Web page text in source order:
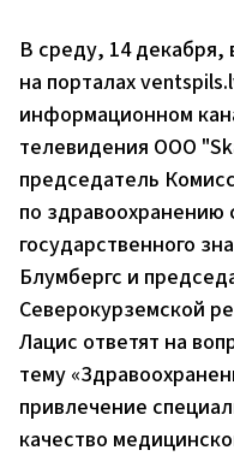
В среду, 14 декабря,
на порталах
информационном
телевидения ООО
председатель
по здравоохранению
государственного
Блумбергс и
Северокурземской
Лацис ответят на
тему
привлечение
качество